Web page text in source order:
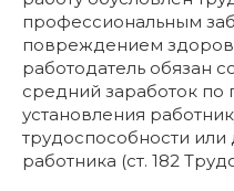
профессиональным
повреждением
работодатель обязан
средний заработок
установления
трудоспособности
работника (ст. 182